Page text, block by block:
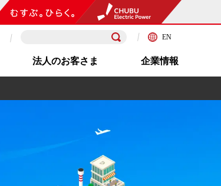
法人のお客さま 企業情報
EN